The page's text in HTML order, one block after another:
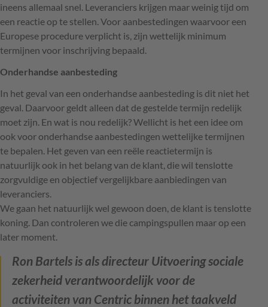
ineens allemaal snel. Leveranciers krijgen maar weinig tijd om
een reactie op te stellen. Voor aanbestedingen waarvoor een
Europese procedure verplicht is, zijn wettelijk minimum
termijnen voor inschrijving bepaald.
Onderhandse aanbesteding
In het geval van een onderhandse aanbesteding is dit niet het
geval. Daarvoor geldt alleen dat de gestelde termijn redelijk
moet zijn. En wat is nou redelijk? Wellicht is het een idee om
ook voor onderhandse aanbestedingen wettelijke termijnen
te bepalen. Het geven van een reële reactietermijn is
natuurlijk ook in het belang van de klant, die wil tenslotte
zorgvuldige en objectief vergelijkbare aanbiedingen van
leveranciers.
We gaan het natuurlijk wel gewoon doen, de klant is tenslotte
koning. Dan controleren we die campingspullen maar op een
later moment.
Ron Bartels is als directeur Uitvoering sociale
zekerheid verantwoordelijk voor de
activiteiten van Centric binnen het taakveld